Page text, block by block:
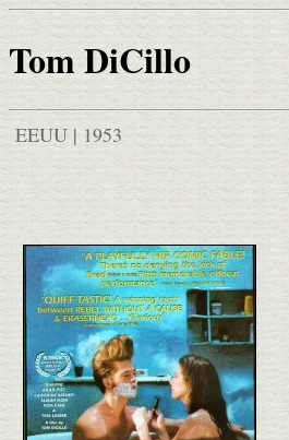
Tom DiCillo
EEUU | 1953